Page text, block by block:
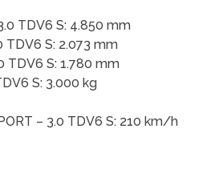
TDV6 S: 4.850 mm
TDV6 S: 2.073 mm
TDV6 S: 1.780 mm
S: 3.000 kg
– 3.0 TDV6 S: 210 km/h